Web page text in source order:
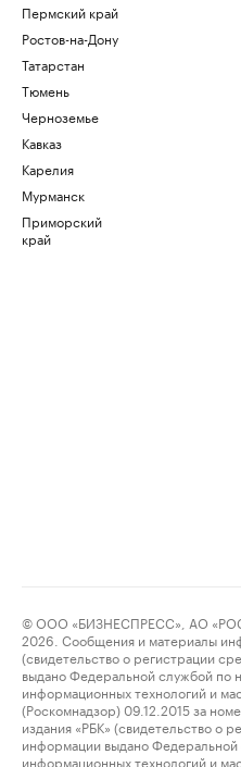
Пермский край
Ростов-на-Дону
Татарстан
Тюмень
Черноземье
Кавказ
Карелия
Мурманск
Приморский
край
© ООО «БИЗНЕСПРЕСС», АО
2026. Сообщения и материалы
(свидетельство о регистрации
выдано Федеральной службой по
информационных технологий и
(Роскомнадзор) 09.12.2015 за
издания «РБК» (свидетельство о
информации выдано Федеральной
информационных технологий и